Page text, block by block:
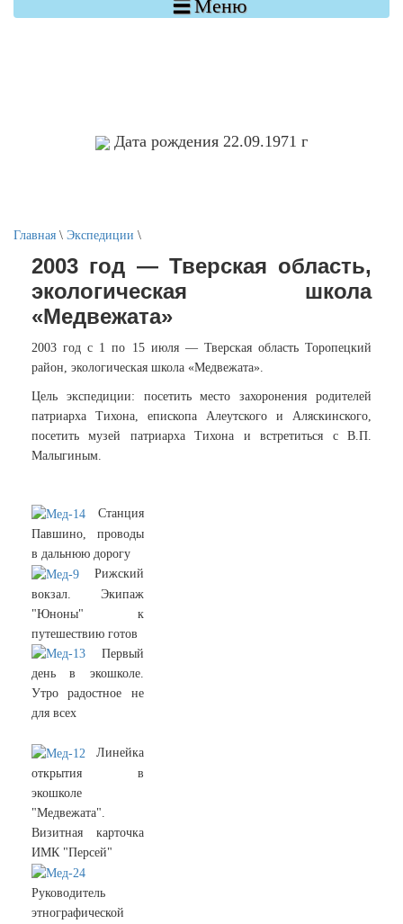
Дата рождения 22.09.1971 г
Меню
Главная \ Экспедиции \
2003 год — Тверская область,
экологическая школа
«Медвежата»
2003 год с 1 по 15 июля — Тверская область Торопецкий
район, экологическая школа «Медвежата».
Цель экспедиции: посетить место захоронения родителей
патриарха Тихона, епископа Алеутского и Аляскинского,
посетить музей патриарха Тихона и встретиться с В.П.
Малыгиным.
Станция
Павшино, проводы
в дальнюю дорогу
Рижский
вокзал. Экипаж
"Юноны" к
путешествию готов
Первый
день в экошколе.
Утро радостное не
для всех
Линейка
открытия в
экошколе
"Медвежата".
Визитная карточка
ИМК "Персей"
Руководитель
этнографической